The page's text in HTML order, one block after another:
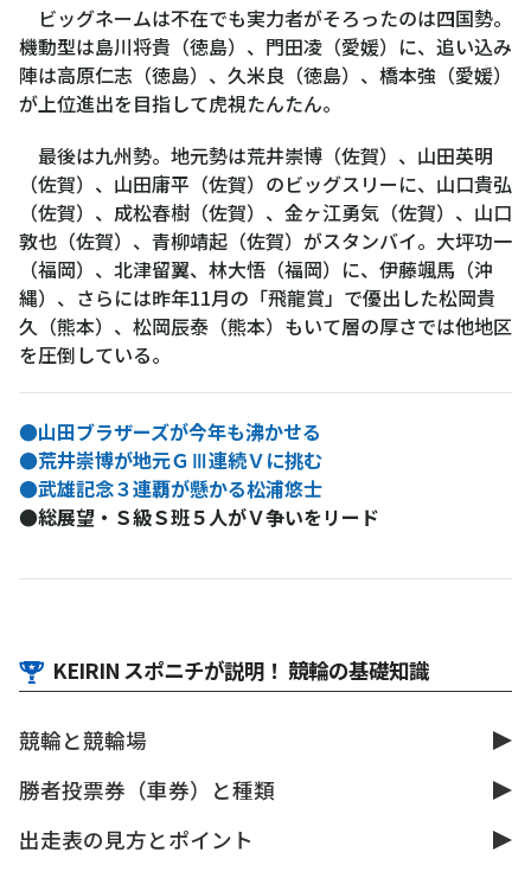
ビッグネームは不在でも実力者がそろったのは四国勢。
機動型は島川将貴（徳島）、門田凌（愛媛）に、追い込み
陣は高原仁志（徳島）、久米良（徳島）、橋本強（愛媛）
が上位進出を目指して虎視たんたん。
最後は九州勢。地元勢は荒井崇博（佐賀）、山田英明
（佐賀）、山田庸平（佐賀）のビッグスリーに、山口貴弘
（佐賀）、成松春樹（佐賀）、金ヶ江勇気（佐賀）、山口
敦也（佐賀）、青柳靖起（佐賀）がスタンバイ。大坪功一
（福岡）、北津留翼、林大悟（福岡）に、伊藤颯馬（沖
縄）、さらには昨年11月の「飛龍賞」で優出した松岡貴
久（熊本）、松岡辰泰（熊本）もいて層の厚さでは他地区
を圧倒している。
●山田ブラザーズが今年も沸かせる
●荒井崇博が地元ＧⅢ連続Ｖに挑む
●武雄記念３連覇が懸かる松浦悠士
●総展望・Ｓ級Ｓ班５人がＶ争いをリード
KEIRIN スポニチが説明！ 競輪の基礎知識
競輪と競輪場
勝者投票券（車券）と種類
出走表の見方とポイント